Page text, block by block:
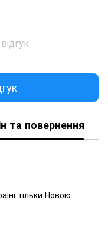
та повернення
тільки Новою